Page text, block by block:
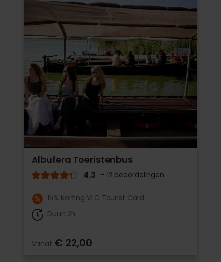
Albufera Toeristenbus
4.3 - 12 beoordelingen
15% Korting VLC Tourist Card
Duur: 2h
Vanaf € 22,00